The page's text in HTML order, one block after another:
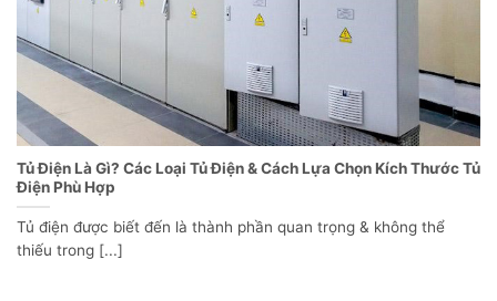
Tủ Điện Là Gì? Các Loại Tủ Điện & Cách Lựa Chọn Kích Thước Tủ
Điện Phù Hợp
Tủ điện được biết đến là thành phần quan trọng & không thể
thiếu trong [...]